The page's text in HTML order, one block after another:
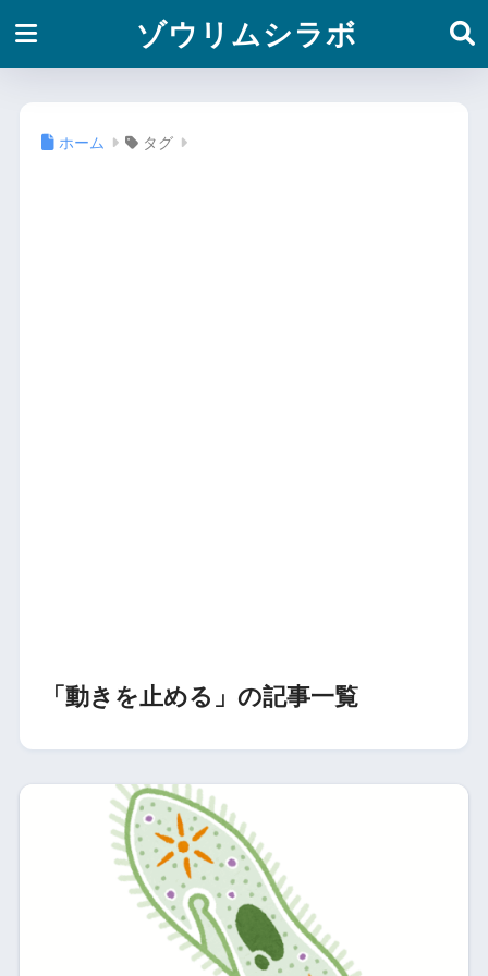
ゾウリムシラボ
ホーム タグ
「動きを止める」の記事一覧